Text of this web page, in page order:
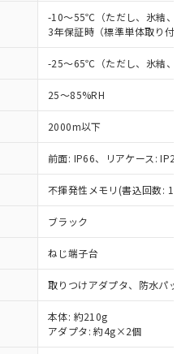
-10～55℃（ただし、氷結、結
3年保証時（標準単体取り付
-25～65℃（ただし、氷結、結
25～85%RH
2000m以下
前面: IP66、リアケース: IP20
不揮発性メモリ(書込回数: 100
ブラック
ねじ端子台
取りつけアダプタ、防水パッ
本体: 約210g
アダプタ: 約4g×2個
業取扱商品の中には、
象外となる商品もある
ださい。
標準価格照会結果は、
されるものであり、閲
の実際の在庫および標
る場合があることをご
および標準価格はお客
またはお客様担当のオ
販売店・当社販売員に
器販売店や当社販売拠
トワーク
」をご確認
標準価格結果を当社の
第三者に漏洩または開
願いします。
（部品リスト作成サー
い商品です。
、非含有部品として
判明した場合などや
があります。
(Hg) 1000ppm以下、 カド
以下、ポリ臭化ビフェニル
リ臭化ジフェニルエーテル類
ル酸ビス(2-エチルヘキシ
タル酸ジイソブチル
視および制御機器に対する
質については閾値を超える意
しています。
況などにより、予定
含有率が中国RoHSの
とを示します。
当社販売部門へお問
(GB/T26572)：
) : 1000ppm、 Cd(カドミウ
、 PBBs(ポリ臭化ビフェ
ポリ臭化ジフェニルエーテ
、 DIBP(フタル酸ジ
フタル酸ブチルベンジ
ルヘキシル)) : 1000ppm
物質）のすべてが基
示します。
況下において有害物
貴社製品のうち、外国
貿易法に定める商品
等」という）を輸出
提供する場合は、日本
可(または役務取引許
どの必要な手続きを
を破棄する場合は、完
ど、違法に輸出されな
段を講じます。
を、核兵器、ミサイ
生物兵器またはその他
らの製造装置等に一切
品を第三者に販売する
2および3の内容を当
します。また当社は、
売に係わる関係者が違
の在庫あり
満たないが在庫あり
新の在庫状況につ
客様のお取引先、ま
担当のオムロン制御
・当社販売員にご確
種、また在庫状況の